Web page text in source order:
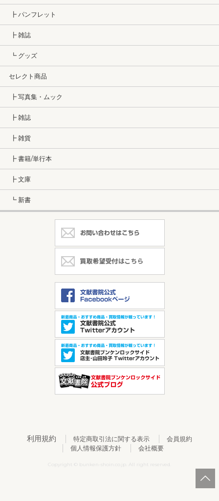
┣ パンフレット
┣ 雑誌
┗ グッズ
セレクト商品
┣ 写真集・ムック
┣ 雑誌
┣ 雑貨
┣ 書籍/単行本
┣ 文庫
┗ 新書
利用規約 特定商取引法に関する表示
会員規約
個人情報保護方針
会社概要
Copyright © bunken-shoin.co.jp. All right reserved.